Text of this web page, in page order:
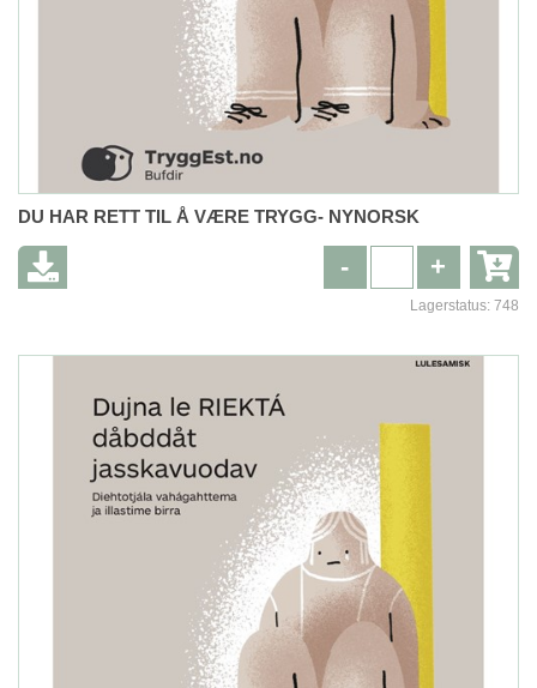
DU HAR RETT TIL Å VÆRE TRYGG- NYNORSK
+
-
Lagerstatus: 748